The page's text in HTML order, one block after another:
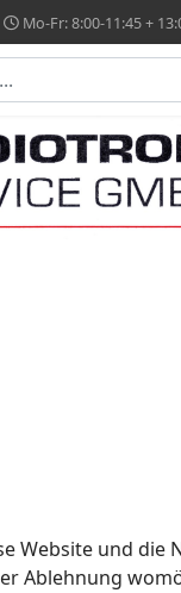
Mo-Fr: 8:00-11:45 +
Website und die
Ablehnung